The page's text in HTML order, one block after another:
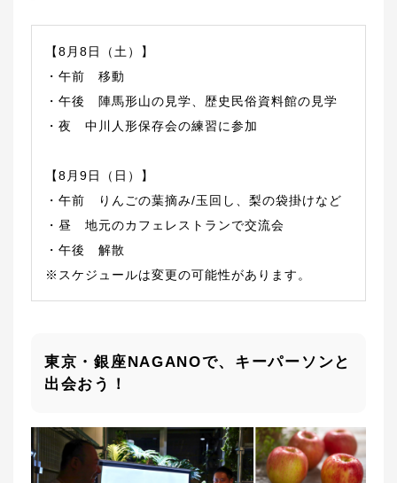
【8月8日（土）】
・午前 移動
・午後 陣馬形山の見学、歴史民俗資料館の見学
・夜 中川人形保存会の練習に参加
【8月9日（日）】
・午前 りんごの葉摘み/玉回し、梨の袋掛けなど
・昼 地元のカフェレストランで交流会
・午後 解散
※スケジュールは変更の可能性があります。
東京・銀座NAGANOで、キーパーソンと
出会おう！